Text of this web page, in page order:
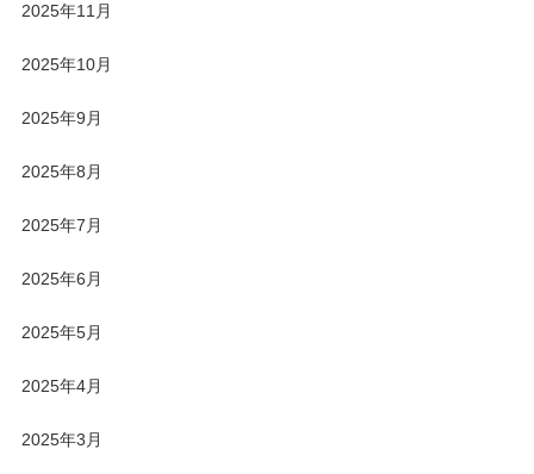
2025年11月
2025年10月
2025年9月
2025年8月
2025年7月
2025年6月
2025年5月
2025年4月
2025年3月